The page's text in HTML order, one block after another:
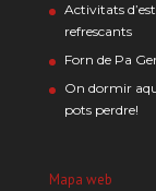
Activitats
refrescants
Forn de Pa
On dormir
pots perdre!
Mapa web